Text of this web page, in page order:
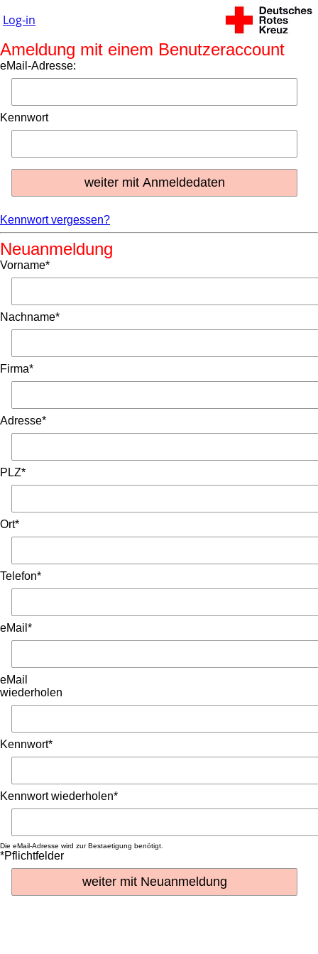
Log-in
Ameldung mit einem Benutzeraccount
eMail-Adresse:
Kennwort
Kennwort vergessen?
Neuanmeldung
Vorname*
Nachname*
Firma*
Adresse*
PLZ*
Ort*
Telefon*
eMail*
eMail
wiederholen
Kennwort*
Kennwort wiederholen*
Die eMail-Adresse wird zur Bestaetigung benötigt.
*Pflichtfelder